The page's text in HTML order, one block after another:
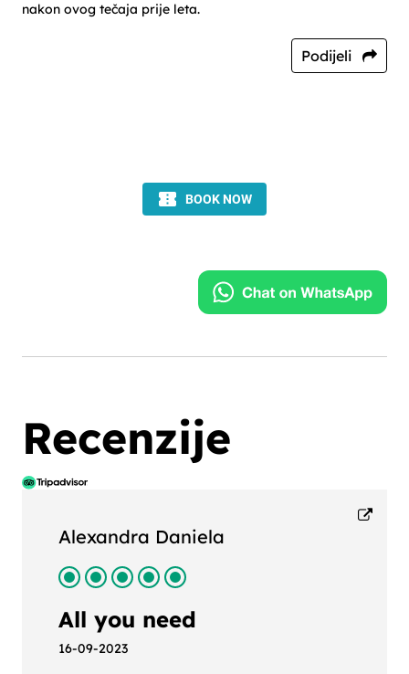
nakon ovog tečaja prije leta.
Podijeli
Recenzije
Alexandra Daniela
All you need
16-09-2023